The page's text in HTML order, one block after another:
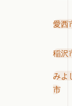
愛西
稲沢
みよ
市